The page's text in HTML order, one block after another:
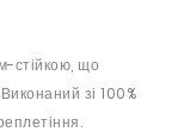
стійкою, що
зі 100%